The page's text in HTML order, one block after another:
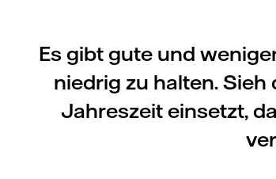
Es gibt gute und
niedrig zu halten.
Jahreszeit einsetzt,